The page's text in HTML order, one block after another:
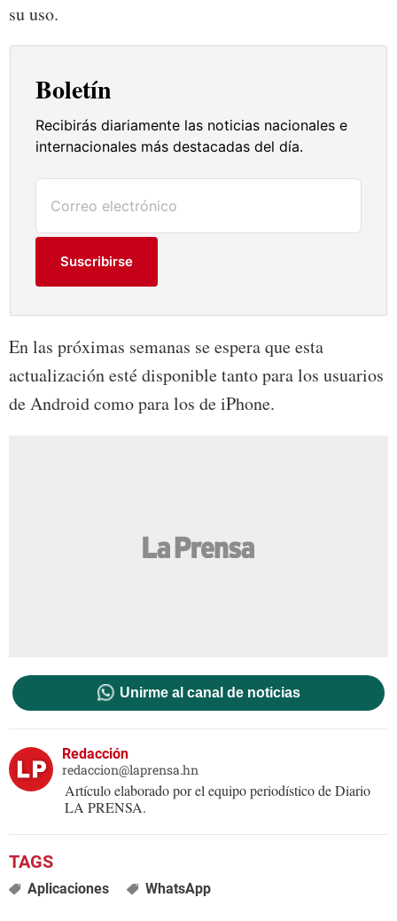
su uso.
Boletín
Recibirás diariamente las noticias nacionales e
internacionales más destacadas del día.
Suscribirse
En las próximas semanas se espera que esta
actualización esté disponible tanto para los usuarios
de Android como para los de iPhone.
Unirme al canal de noticias
Redacción
redaccion@laprensa.hn
Artículo elaborado por el equipo periodístico de Diario
LA PRENSA.
Aplicaciones WhatsApp